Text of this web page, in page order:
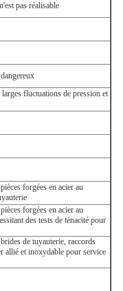
pas réalisable
fluctuations de pression et
forgées en acier au
forgées en acier au
des tests de ténacité pour
de tuyauterie, raccords
allié et inoxydable pour service